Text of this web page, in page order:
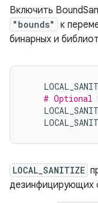
Включить
"bounds" к
бинарных и
# Optional
LOCAL_SANITIZE
дезинфицирующих